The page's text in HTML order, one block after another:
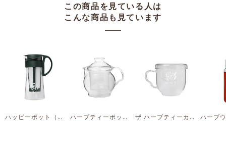
この商品を見ている人は
こんな商品も見ています
ハッピーポット（フォレストグリーン） ハーブティーポット（クリア） ザ ハーブティーカップ